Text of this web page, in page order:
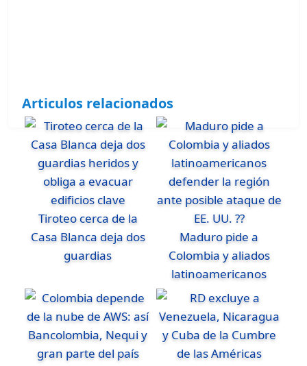
Articulos relacionados
Tiroteo cerca de la
Casa Blanca deja dos
guardias
Maduro pide a
Colombia y aliados
latinoamericanos